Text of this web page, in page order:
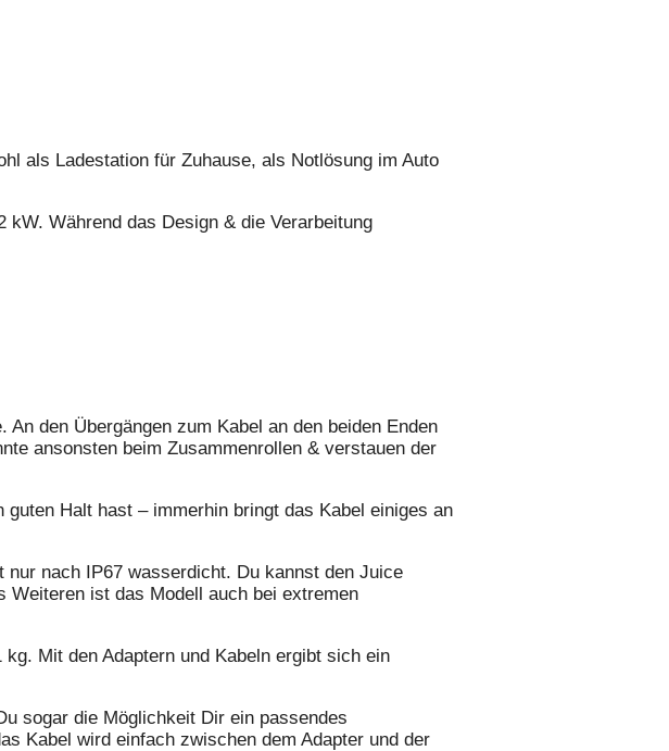
als Ladestation für Zuhause, als Notlösung im Auto
Während das Design & die Verarbeitung
den Übergängen zum Kabel an den beiden Enden
ansonsten beim Zusammenrollen & verstauen der
Halt hast – immerhin bringt das Kabel einiges an
nach IP67 wasserdicht. Du kannst den Juice
Weiteren ist das Modell auch bei extremen
Mit den Adaptern und Kabeln ergibt sich ein
sogar die Möglichkeit Dir ein passendes
Kabel wird einfach zwischen dem Adapter und der